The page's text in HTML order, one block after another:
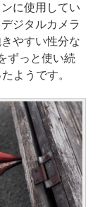
に使用してい
ジタルカメラ
やすい性分な
ずっと使い続
ようです。